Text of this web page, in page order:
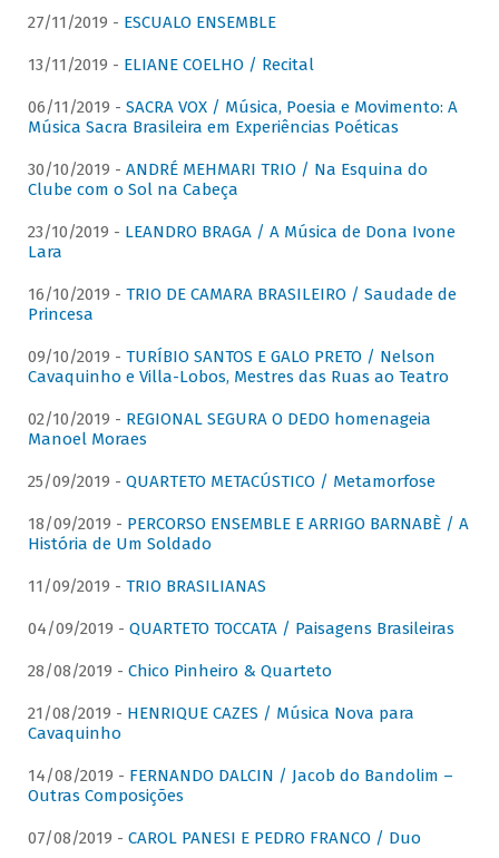
27/11/2019 - ESCUALO ENSEMBLE
13/11/2019 - ELIANE COELHO / Recital
06/11/2019 - SACRA VOX / Música, Poesia e Movimento: A
Música Sacra Brasileira em Experiências Poéticas
30/10/2019 - ANDRÉ MEHMARI TRIO / Na Esquina do
Clube com o Sol na Cabeça
23/10/2019 - LEANDRO BRAGA / A Música de Dona Ivone
Lara
16/10/2019 - TRIO DE CAMARA BRASILEIRO / Saudade de
Princesa
09/10/2019 - TURÍBIO SANTOS E GALO PRETO / Nelson
Cavaquinho e Villa-Lobos, Mestres das Ruas ao Teatro
02/10/2019 - REGIONAL SEGURA O DEDO homenageia
Manoel Moraes
25/09/2019 - QUARTETO METACÚSTICO / Metamorfose
18/09/2019 - PERCORSO ENSEMBLE E ARRIGO BARNABÈ / A
História de Um Soldado
11/09/2019 - TRIO BRASILIANAS
04/09/2019 - QUARTETO TOCCATA / Paisagens Brasileiras
28/08/2019 - Chico Pinheiro & Quarteto
21/08/2019 - HENRIQUE CAZES / Música Nova para
Cavaquinho
14/08/2019 - FERNANDO DALCIN / Jacob do Bandolim –
Outras Composições
07/08/2019 - CAROL PANESI E PEDRO FRANCO / Duo